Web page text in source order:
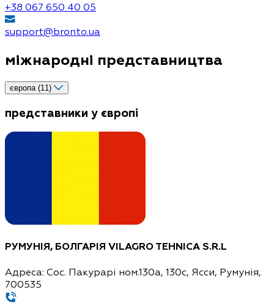
+38 067 650 40 05
support@bronto.ua
міжнародні представництва
європа (11)
представники у європі
РУМУНІЯ, БОЛГАРІЯ VILAGRO TEHNICA S.R.L
Адреса: Сос. Пакурарі ном.130a, 130c, Ясси, Румунія,
700535